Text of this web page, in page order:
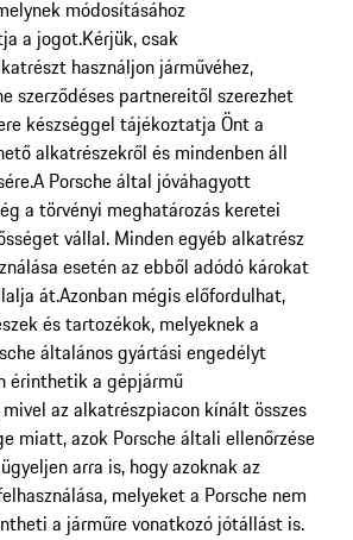
módosításához
a jogot.Kérjük, csak
használjon járművéhez,
szerződéses partnereitől szerezhet
készséggel tájékoztatja Önt a
alkatrészekről és mindenben áll
A Porsche által jóváhagyott
a törvényi meghatározás keretei
vállal. Minden egyéb alkatrész
esetén az ebből adódó károkat
át.Azonban mégis előfordulhat,
és tartozékok, melyeknek a
általános gyártási engedélyt
érinthetik a gépjármű
az alkatrészpiacon kínált összes
miatt, azok Porsche általi ellenőrzése
arra is, hogy azoknak az
melyeket a Porsche nem
a járműre vonatkozó jótállást is.